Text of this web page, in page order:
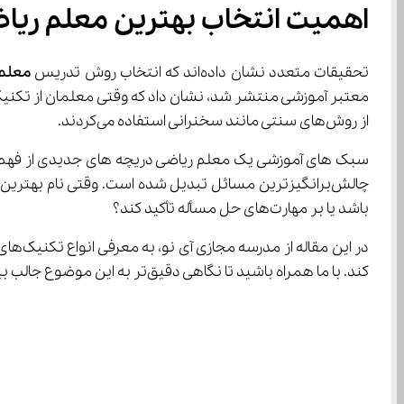
اهمیت انتخاب بهترین معلم
تحقیقات متعدد نشان داده‌اند که انتخاب روش تدریس
از روش‌های سنتی مانند سخنرانی استفاده می‌کردند.
باشد یا بر مهارت‌های حل مسأله تأکید کند؟
کند. با ما همراه باشید تا نگاهی دقیق‌تر به این موضوع جالب بیندازیم و در مسیر تقدیر از علم و دانش، گام‌های مؤثری برداریم.